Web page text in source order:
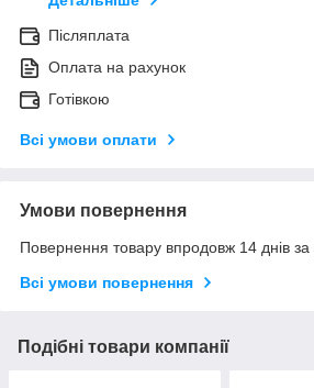
Післяплата
Оплата на рахунок
Готівкою
Всі умови оплати
Умови повернення
Повернення товару впродовж 14 днів за
Всі умови повернення
Подібні товари компанії